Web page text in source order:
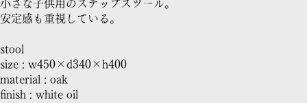
小さな子供用のステップスツール。
安定感も重視している。
stool
size : w450×d340×h400
material : oak
finish : white oil